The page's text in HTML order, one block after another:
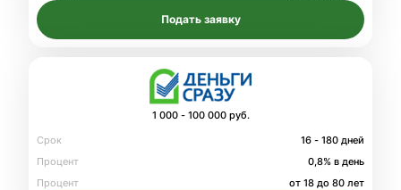
Подать заявку
1 000 - 100 000 руб.
Срок
16 - 180 дней
Процент
0,8% в день
Процент
от 18 до 80 лет